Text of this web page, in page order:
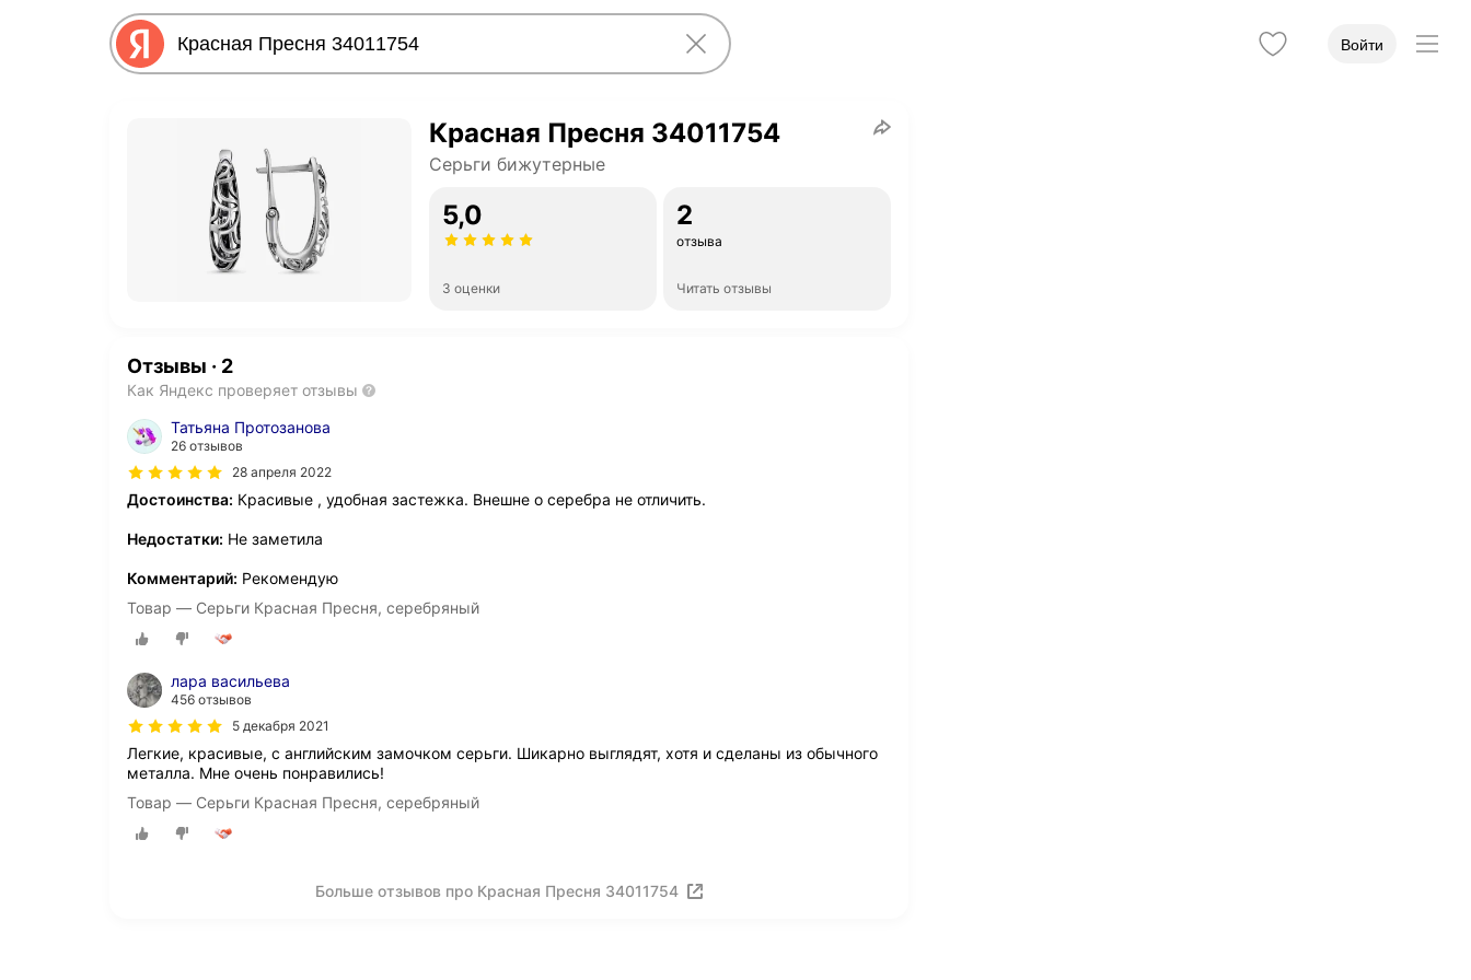
Войти
Красная Пресня 34011754
Серьги бижутерные
5,0
3 оценки
2
отзыва
Читать отзывы
Отзывы · 2
Как Яндекс проверяет отзывы
Татьяна Протозанова
26 отзывов
28 апреля 2022
Достоинства: Красивые , удобная застежка. Внешне о серебра не отличить.
Недостатки: Не заметила
Комментарий: Рекомендую
Товар — Серьги Красная Пресня, серебряный
лара васильева
456 отзывов
5 декабря 2021
Легкие, красивые, с английским замочком серьги. Шикарно выглядят, хотя и сделаны из обычного
металла. Мне очень понравились!
Товар — Серьги Красная Пресня, серебряный
Больше отзывов про Красная Пресня 34011754